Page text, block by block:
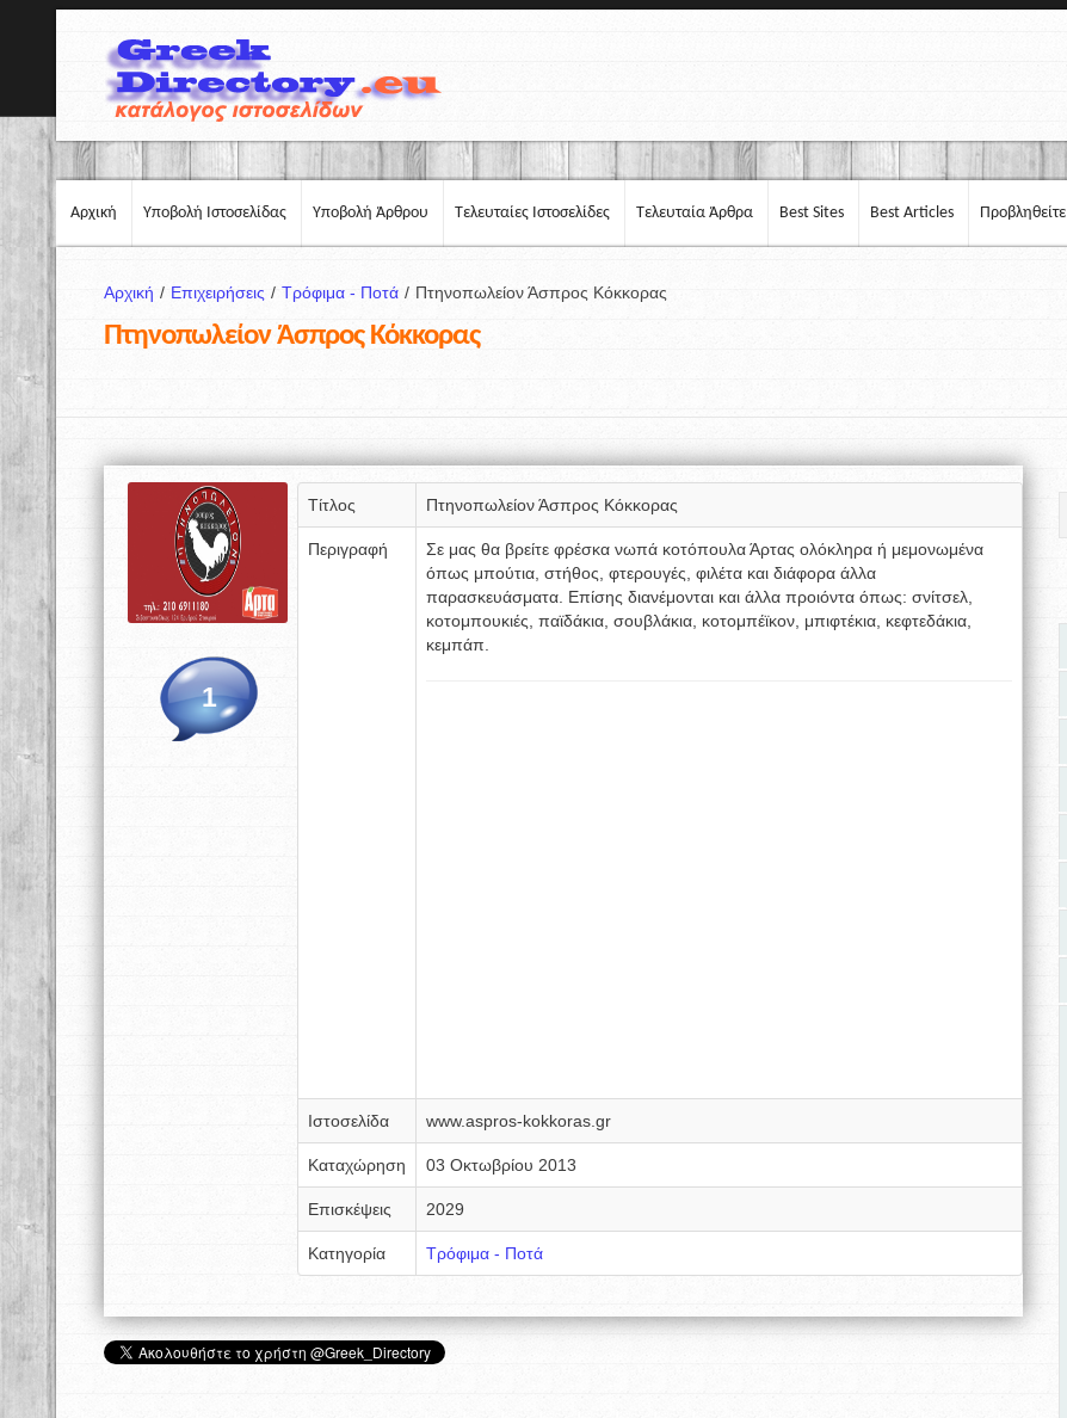
Αρχική Υποβολή Ιστοσελίδας Υποβολή Άρθρου Τελευταίες Ιστοσελίδες Τελευταία Άρθρα Best Sites Best Articles Προβληθείτε
Αρχική / Επιχειρήσεις / Τρόφιμα - Ποτά / Πτηνοπωλείον Άσπρος Κόκκορας
Πτηνοπωλείον Άσπρος Κόκκορας
1
Τίτλος Πτηνοπωλείον Άσπρος Κόκκορας
Περιγραφή
Σε μας θα βρείτε φρέσκα νωπά κοτόπουλα Άρτας ολόκληρα ή μεμονωμένα
όπως μπούτια, στήθος, φτερουγές, φιλέτα και διάφορα άλλα
παρασκευάσματα. Επίσης διανέμονται και άλλα προιόντα όπως: σνίτσελ,
κοτομπουκιές, παϊδάκια, σουβλάκια, κοτομπέϊκον, μπιφτέκια, κεφτεδάκια,
κεμπάπ.
Ιστοσελίδα www.aspros-kokkoras.gr
Καταχώρηση 03 Οκτωβρίου 2013
Επισκέψεις 2029
Κατηγορία Τρόφιμα - Ποτά